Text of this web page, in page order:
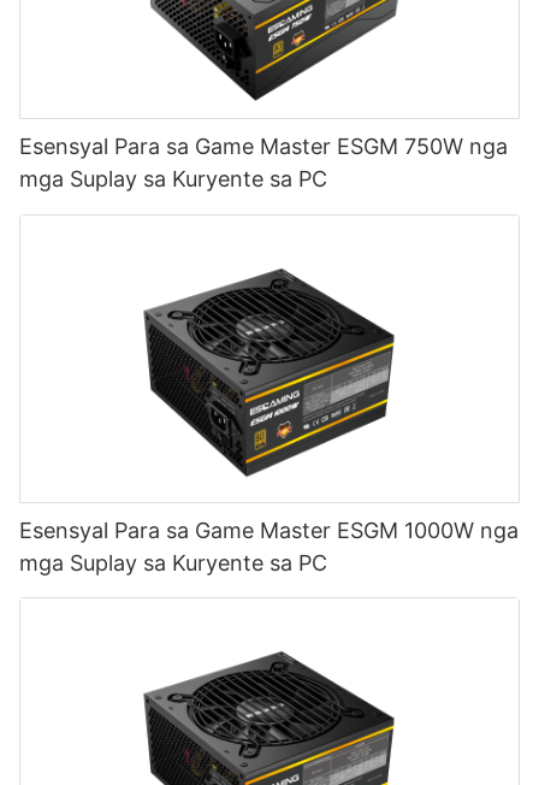
Esensyal Para sa Game Master ESGM 750W nga
mga Suplay sa Kuryente sa PC
Esensyal Para sa Game Master ESGM 1000W nga
mga Suplay sa Kuryente sa PC